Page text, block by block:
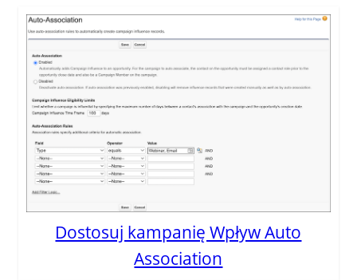
Dostosuj kampanię Wpływ Auto
Association